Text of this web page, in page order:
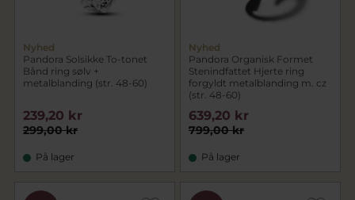
Nyhed
Pandora Solsikke To-tonet
Bånd ring sølv +
metalblanding (str. 48-60)
299,00 kr
239,20 kr
På lager
Nyhed
Pandora Organisk Formet
Stenindfattet Hjerte ring
forgyldt metalblanding m. cz
(str. 48-60)
799,00 kr
639,20 kr
På lager